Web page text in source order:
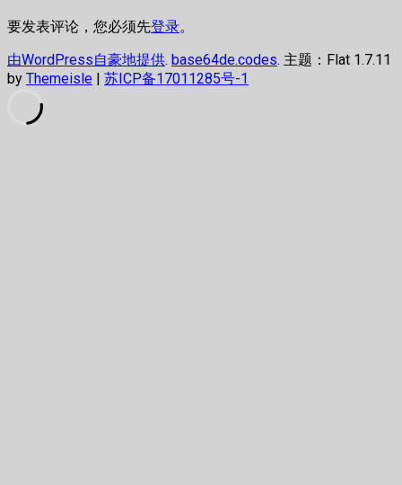
要发表评论，您必须先登录。
由WordPress自豪地提供. base64de.codes. 主题：Flat 1.7.11
by Themeisle | 苏ICP备17011285号-1